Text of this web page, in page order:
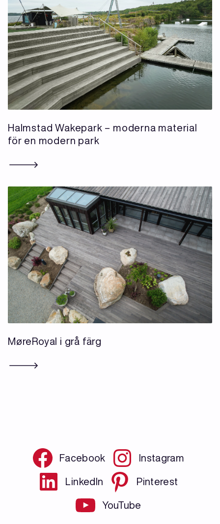
Halmstad Wakepark – moderna material
för en modern park
MøreRoyal i grå färg
Facebook Instagram
LinkedIn Pinterest
YouTube